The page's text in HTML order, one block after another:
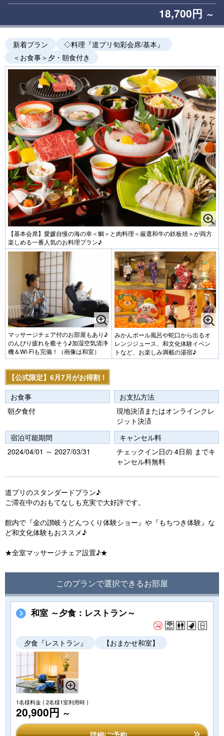
18,700円 ～
新着プラン
◇料理『道プリ旬彩会席/基本』
＜お食事＞夕・朝食付き
【基本会席】愛媛自慢の海の幸＜鯛＞と肉料理＜厳選和牛の鉄板焼＞が両方
楽しめる一番人気のお料理プラン♪
マッサージチェア付のお部屋もあり♪
のんびり疲れを癒そう♪加湿空気清浄
機＆Wi-Fiも完備！（画像は和室）
みかんボール風呂や蛇口から出るオ
レンジジュース、和文化体験イベン
トなど、お楽しみ満載の湯宿♪
【公式限定】6月7月がお得割！
お食事
朝夕食付
お支払方法
現地決済またはオンラインクレ
ジット決済
宿泊可能期間
2024/04/01 ～ 2027/03/31
キャンセル料
チェックイン日の 4日前 までキ
ャンセル料無料
道プリのスタンダードプラン♪
ご滞在中のおもてなしも充実で大好評です。
館内で『金の讃岐うどんつくり体験ショー』や『もちつき体験』な
ど和文化体験もおススメ♪
★全室マッサージチェア設置♪★
このプランで選択できるお部屋
和室 ～夕食：レストラン～
夕食『レストラン』 【おまかせ和室】
1名様料金( 2名様1室利用時 )
20,900円 ～